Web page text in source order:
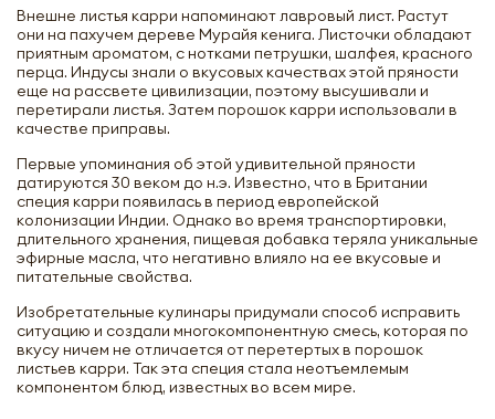
Внешне листья карри напоминают лавровый лист. Растут
они на пахучем дереве Мурайя кенига. Листочки обладают
приятным ароматом, с нотками петрушки, шалфея, красного
перца. Индусы знали о вкусовых качествах этой пряности
еще на рассвете цивилизации, поэтому высушивали и
перетирали листья. Затем порошок карри использовали в
качестве приправы.
Первые упоминания об этой удивительной пряности
датируются 30 веком до н.э. Известно, что в Британии
специя карри появилась в период европейской
колонизации Индии. Однако во время транспортировки,
длительного хранения, пищевая добавка теряла уникальные
эфирные масла, что негативно влияло на ее вкусовые и
питательные свойства.
Изобретательные кулинары придумали способ исправить
ситуацию и создали многокомпонентную смесь, которая по
вкусу ничем не отличается от перетертых в порошок
листьев карри. Так эта специя стала неотъемлемым
компонентом блюд, известных во всем мире.